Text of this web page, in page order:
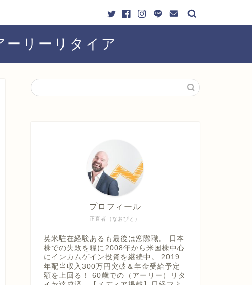
リーリタイア
正直者（なおびと）
プロフィール
英米駐在経験あるも最後は窓際職。 日本
株での失敗を糧に2008年から米国株中心
にインカムゲイン投資を継続中。 2019
年配当収入300万円突破＆年金受給予定
額を上回る！ 60歳での（アーリー）リタ